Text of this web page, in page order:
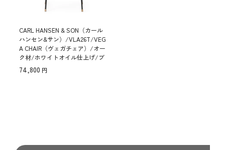
CARL HANSEN & SON（カール
ハンセン&サン）/VLA26T/VEG
A CHAIR（ヴェガチェア）/オー
ク材/ホワイトオイル仕上げ/ブ
ラック脚/ダイニングチェア 【納
期】ご注文後確認
74,800